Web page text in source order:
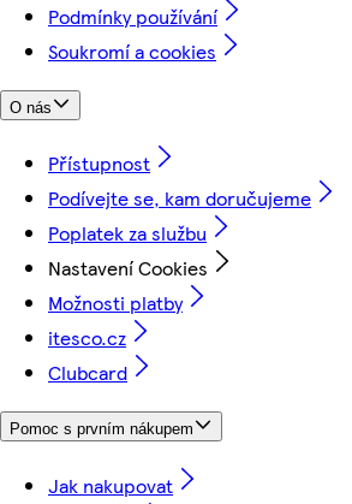
Podmínky používání
Soukromí a cookies
O nás
Přístupnost
Podívejte se, kam doručujeme
Poplatek za službu
Nastavení Cookies
Možnosti platby
itesco.cz
Clubcard
Pomoc s prvním nákupem
Jak nakupovat